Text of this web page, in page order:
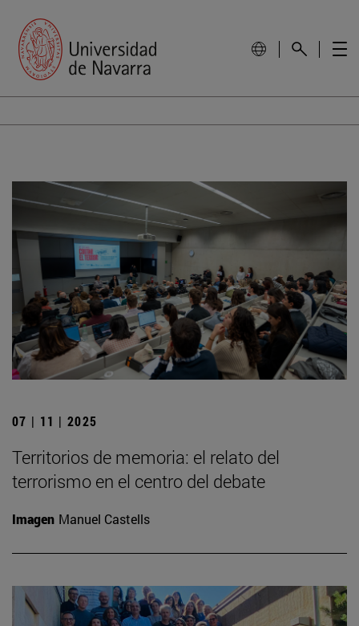
07 | 11 | 2025
Territorios de memoria: el relato del
terrorismo en el centro del debate
Imagen Manuel Castells